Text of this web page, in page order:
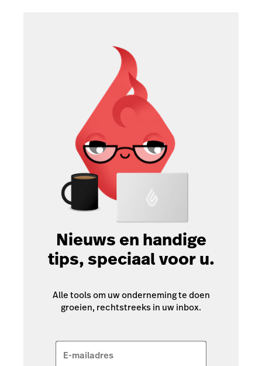
Nieuws en handige
tips, speciaal voor u.
Alle tools om uw onderneming te doen
groeien, rechtstreeks in uw inbox.
E-mailadres